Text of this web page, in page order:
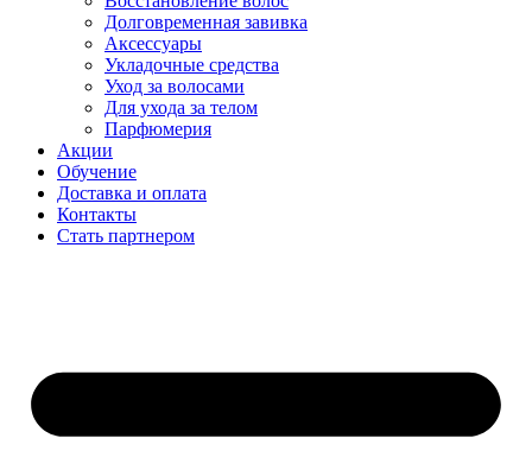
Долговременная завивка
Аксессуары
Укладочные средства
Уход за волосами
Для ухода за телом
Парфюмерия
Акции
Обучение
Доставка и оплата
Контакты
Стать партнером